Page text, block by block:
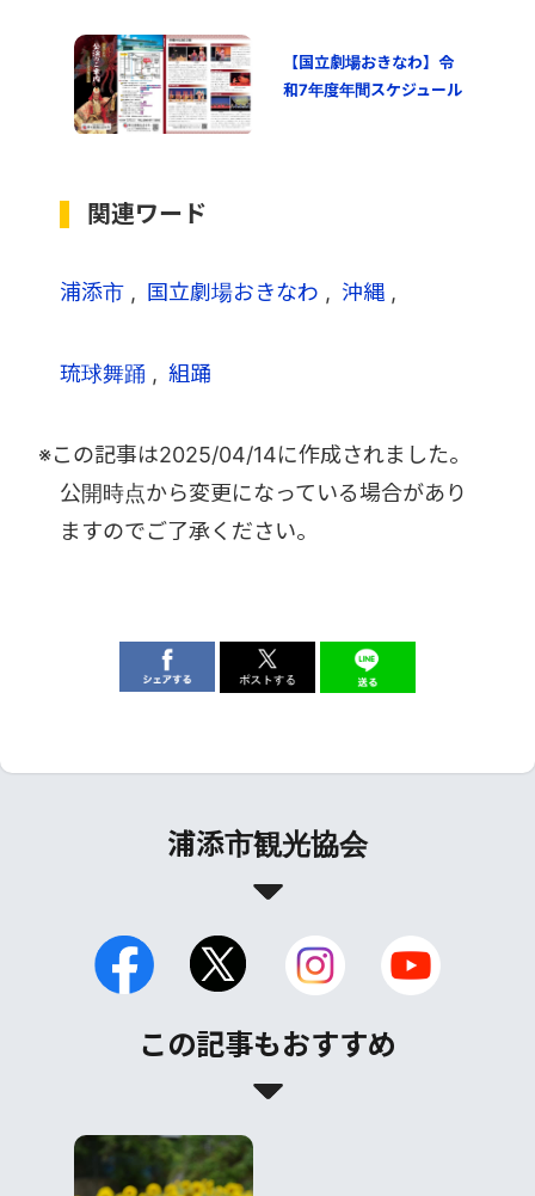
【国立劇場おきなわ】令
和7年度年間スケジュール
関連ワード
浦添市 国立劇場おきなわ 沖縄
琉球舞踊 組踊
※この記事は2025/04/14に作成されました。
公開時点から変更になっている場合があり
ますのでご了承ください。
浦添市観光協会
この記事もおすすめ